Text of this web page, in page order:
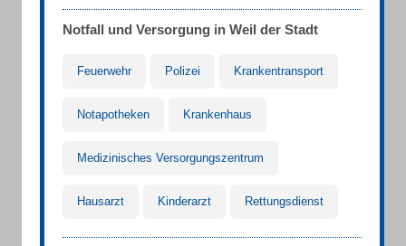
Notfall und Versorgung in Weil der Stadt
Feuerwehr Polizei Krankentransport
Notapotheken Krankenhaus
Medizinisches Versorgungszentrum
Hausarzt Kinderarzt Rettungsdienst